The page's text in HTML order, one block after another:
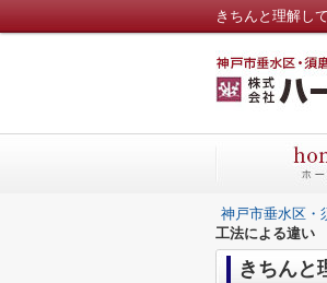
きちんと理解し
神戸市垂水区・
工法による違い
きちんと